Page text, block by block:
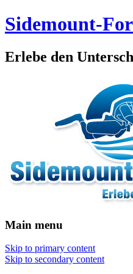
Sidemount-
Erlebe den
Main menu
Skip to primary content
Skip to secondary content